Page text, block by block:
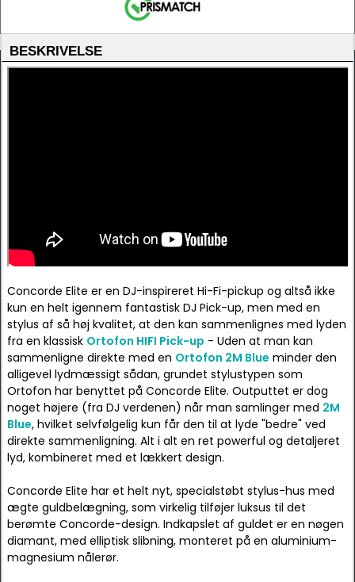
BESKRIVELSE
Concorde Elite er en DJ-inspireret Hi-Fi-pickup og altså ikke
kun en helt igennem fantastisk DJ Pick-up, men med en
stylus af så høj kvalitet, at den kan sammenlignes med lyden
fra en klassisk Ortofon HIFI Pick-up - Uden at man kan
sammenligne direkte med en Ortofon 2M Blue minder den
alligevel lydmæssigt sådan, grundet stylustypen som
Ortofon har benyttet på Concorde Elite. Outputtet er dog
noget højere (fra DJ verdenen) når man samlinger med 2M
Blue, hvilket selvfølgelig kun får den til at lyde "bedre" ved
direkte sammenligning. Alt i alt en ret powerful og detaljeret
lyd, kombineret med et lækkert design.
Concorde Elite har et helt nyt, specialstøbt stylus-hus med
ægte guldbelægning, som virkelig tilføjer luksus til det
berømte Concorde-design. Indkapslet af guldet er en nøgen
diamant, med elliptisk slibning, monteret på en aluminium-
magnesium nålerør.